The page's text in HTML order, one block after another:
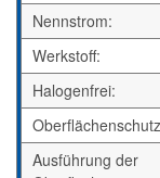
Nennstrom:
Werkstoff:
Halogenfrei:
Ausführung der